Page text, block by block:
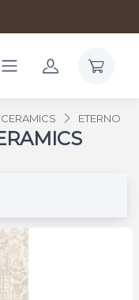
ETERNO